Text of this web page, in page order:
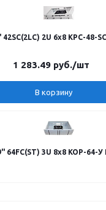
2U 6х8 КРС-48-
1 283.49 руб./шт
В корзину
64FC(ST) 3U 8x8 КОР-64-У